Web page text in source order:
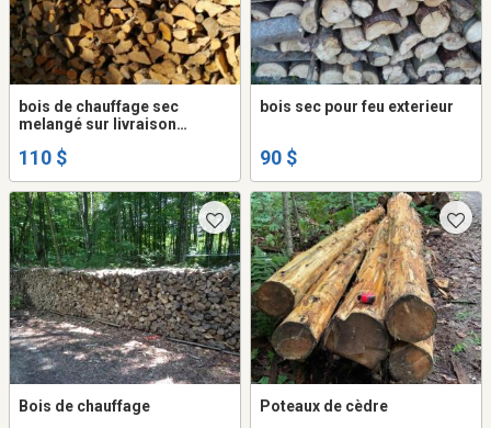
bois de chauffage sec
melangé sur livraison
110 $
bois sec pour feu exterieur
90 $
Bois de chauffage Poteaux de cèdre